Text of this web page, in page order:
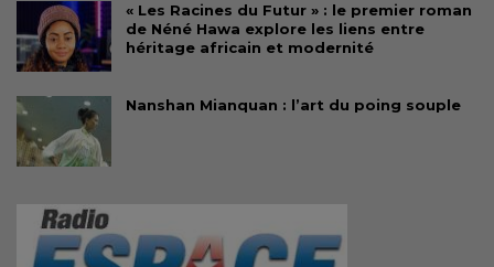
« Les Racines du Futur » : le premier roman
de Néné Hawa explore les liens entre
héritage africain et modernité
Nanshan Mianquan : l’art du poing souple